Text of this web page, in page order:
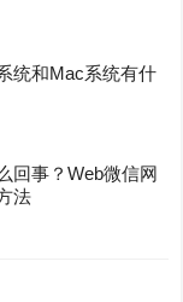
统和Mac系统有什
回事？Web微信网
法